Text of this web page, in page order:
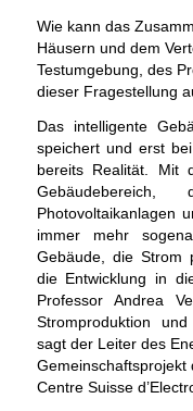
Wie kann das
Häusern und dem
Testumgebung, des
dieser Fragestellung
Das intelligente
speichert und erst
bereits Realität. Mit
Photovoltaikanlagen
immer mehr
Gebäude, die Strom
die Entwicklung in
Professor Andrea
Stromproduktion
sagt der Leiter des
Centre Suisse